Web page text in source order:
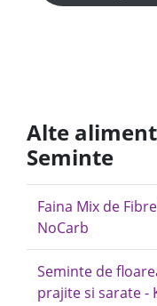
Alte
Seminte
Faina Mix de
NoCarb
Seminte de
prajite si sarate -